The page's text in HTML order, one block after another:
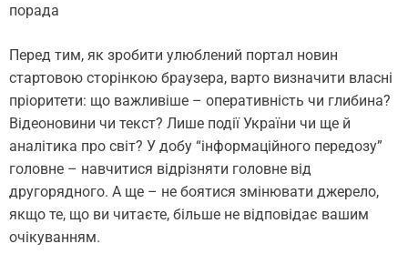
порада
Перед тим, як зробити улюблений портал новин
стартовою сторінкою браузера, варто визначити власні
пріоритети: що важливіше – оперативність чи глибина?
Відеоновини чи текст? Лише події України чи ще й
аналітика про світ? У добу “інформаційного передозу”
головне – навчитися відрізняти головне від
другорядного. А ще – не боятися змінювати джерело,
якщо те, що ви читаєте, більше не відповідає вашим
очікуванням.